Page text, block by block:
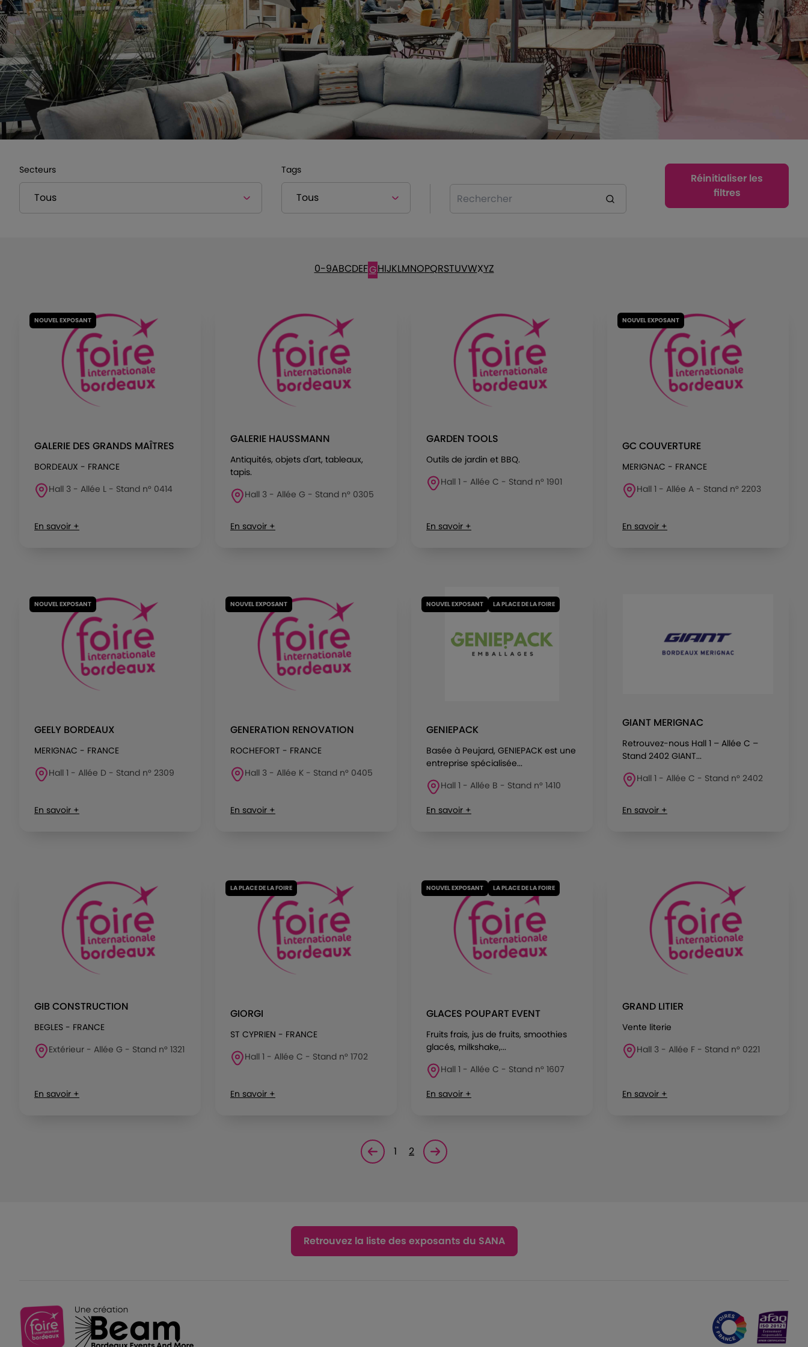
Secteurs Tags
Rechercher
Réinitialiser les
filtres
0-9ABCDEFGHIJKLMNOPQRSTUVWXYZ
NOUVEL EXPOSANT
GALERIE DES GRANDS MAÎTRES
BORDEAUX - FRANCE
Hall 3 - Allée L - Stand n° 0414
En savoir +
GALERIE HAUSSMANN
Antiquités, objets d'art, tableaux,
tapis.
Hall 3 - Allée G - Stand n° 0305
En savoir +
GARDEN TOOLS
Outils de jardin et BBQ.
Hall 1 - Allée C - Stand n° 1901
En savoir +
NOUVEL EXPOSANT
GC COUVERTURE
MERIGNAC - FRANCE
Hall 1 - Allée A - Stand n° 2203
En savoir +
NOUVEL EXPOSANT
GEELY BORDEAUX
MERIGNAC - FRANCE
Hall 1 - Allée D - Stand n° 2309
En savoir +
NOUVEL EXPOSANT
GENERATION RENOVATION
ROCHEFORT - FRANCE
Hall 3 - Allée K - Stand n° 0405
En savoir +
NOUVEL EXPOSANT LA PLACE DE LA FOIRE
GENIEPACK
Basée à Peujard, GENIEPACK est une
entreprise spécialisée...
Hall 1 - Allée B - Stand n° 1410
En savoir +
GIANT MERIGNAC
Retrouvez-nous Hall 1 – Allée C –
Stand 2402 GIANT...
Hall 1 - Allée C - Stand n° 2402
En savoir +
GIB CONSTRUCTION
BEGLES - FRANCE
Extérieur - Allée G - Stand n° 1321
En savoir +
LA PLACE DE LA FOIRE
GIORGI
ST CYPRIEN - FRANCE
Hall 1 - Allée C - Stand n° 1702
En savoir +
NOUVEL EXPOSANT LA PLACE DE LA FOIRE
GLACES POUPART EVENT
Fruits frais, jus de fruits, smoothies
glacés, milkshake,...
Hall 1 - Allée C - Stand n° 1607
En savoir +
GRAND LITIER
Vente literie
Hall 3 - Allée F - Stand n° 0221
En savoir +
Page précédente
1 2 Page suivante<
Retrouvez la liste des exposants du SANA